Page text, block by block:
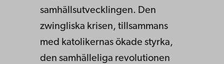
samhällsutvecklingen. Den
zwingliska krisen, tillsammans
med katolikernas ökade styrka,
den samhälleliga revolutionen